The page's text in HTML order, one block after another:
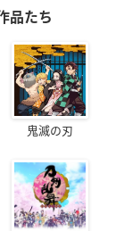
品たち
鬼滅の刃